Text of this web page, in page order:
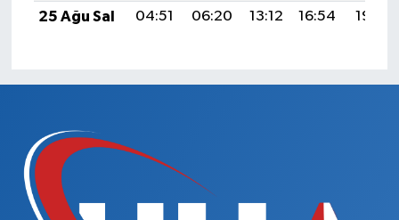
25 Ağu Sal
04:51 06:20 13:12 16:54 19:54